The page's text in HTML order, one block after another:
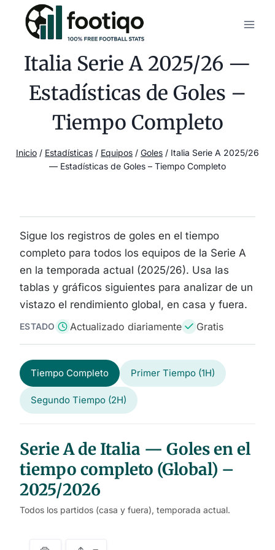
contenido
Italia Serie A 2025/26 —
Estadísticas de Goles –
Tiempo Completo
Inicio / Estadísticas / Equipos / Goles / Italia Serie A 2025/26
— Estadísticas de Goles – Tiempo Completo
Sigue los registros de goles en el tiempo
completo para todos los equipos de la Serie A
en la temporada actual (2025/26). Usa las
tablas y gráficos siguientes para analizar de un
vistazo el rendimiento global, en casa y fuera.
ESTADO Actualizado diariamente Gratis
Tiempo Completo Primer Tiempo (1H)
Segundo Tiempo (2H)
Serie A de Italia — Goles en el
tiempo completo (Global) –
2025/2026
Todos los partidos (casa y fuera), temporada actual.